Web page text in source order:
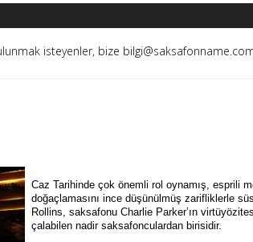
isteyenler, bize
Caz Tarihinde çok önemli rol oynamış, esprili
doğaçlamasını ince düşünülmüş zarifliklerle
Rollins, saksafonu Charlie Parker’ın
çalabilen nadir saksafonculardan birisidir.